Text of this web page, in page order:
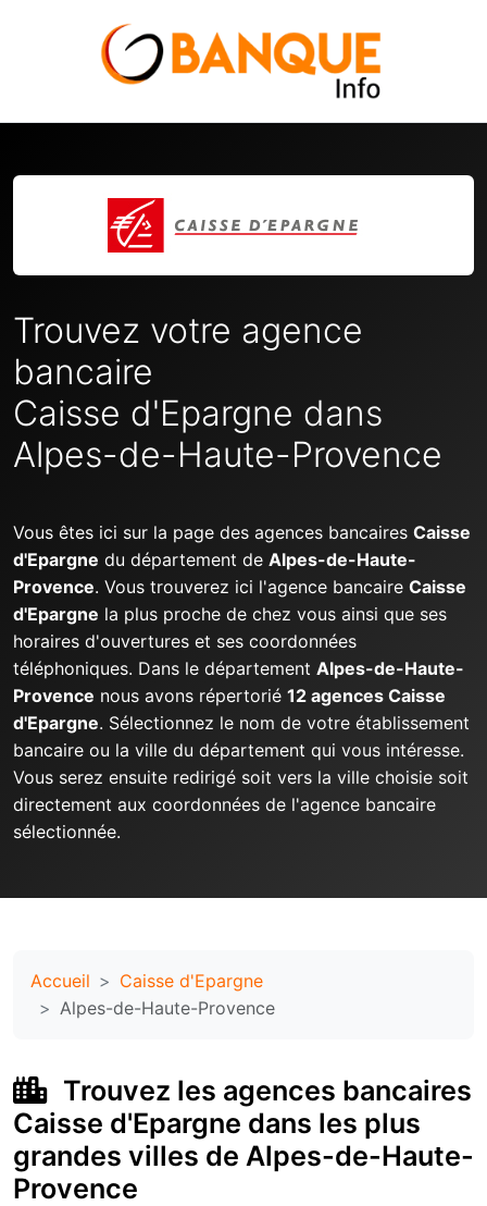
Trouvez votre agence
bancaire
Caisse d'Epargne dans
Alpes-de-Haute-Provence
Vous êtes ici sur la page des agences bancaires Caisse
d'Epargne du département de Alpes-de-Haute-
Provence. Vous trouverez ici l'agence bancaire Caisse
d'Epargne la plus proche de chez vous ainsi que ses
horaires d'ouvertures et ses coordonnées
téléphoniques. Dans le département Alpes-de-Haute-
Provence nous avons répertorié 12 agences Caisse
d'Epargne. Sélectionnez le nom de votre établissement
bancaire ou la ville du département qui vous intéresse.
Vous serez ensuite redirigé soit vers la ville choisie soit
directement aux coordonnées de l'agence bancaire
sélectionnée.
Accueil
Caisse d'Epargne
Alpes-de-Haute-Provence
Trouvez les agences bancaires
Caisse d'Epargne dans les plus
grandes villes de Alpes-de-Haute-
Provence